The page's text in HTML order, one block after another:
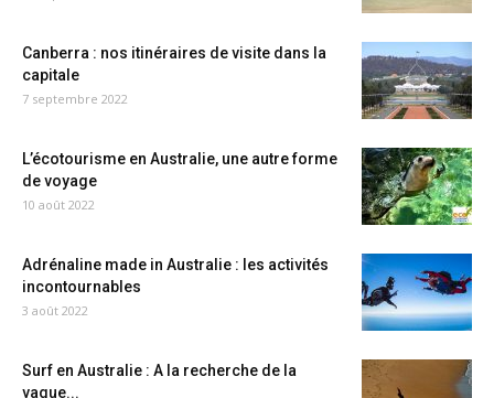
Canberra : nos itinéraires de visite dans la
capitale
7 septembre 2022
L’écotourisme en Australie, une autre forme
de voyage
10 août 2022
Adrénaline made in Australie : les activités
incontournables
3 août 2022
Surf en Australie : A la recherche de la
vague...